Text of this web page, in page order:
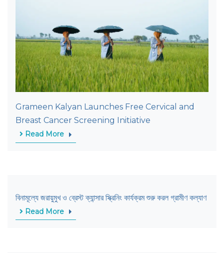
Grameen Kalyan Launches Free Cervical and
Breast Cancer Screening Initiative
Read More
বিনামূল্যে জরায়ুমুখ ও ব্রেস্ট ক্যান্সার স্ক্রিনিং কার্যক্রম শুরু করল গ্রামীণ কল্যাণ
Read More